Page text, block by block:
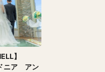
】
ニア アン